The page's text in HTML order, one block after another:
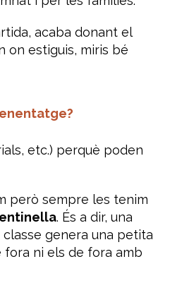
acaba donant el
on estiguis, miris bé
etc.) perquè poden
però sempre les tenim
. És a dir, una
classe genera una petita
ni els de fora amb